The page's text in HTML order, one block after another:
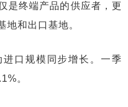
是终端产品的供应者，更
地和出口基地。
口规模同步增长。一季
。